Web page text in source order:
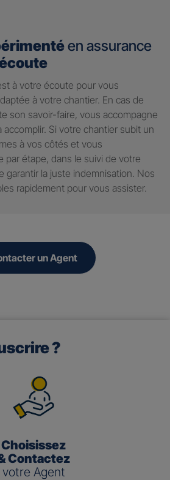
en assurance
à votre écoute pour vous
à votre chantier. En cas de
son savoir-faire, vous accompagne
Si votre chantier subit un
à vos côtés et vous
par étape, dans le suivi de votre
garantir la juste indemnisation. Nos
rapidement pour vous assister.
un Agent
?
Choisissez
Contactez
votre Agent